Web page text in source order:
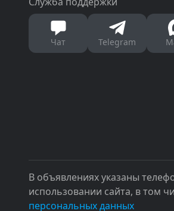
Чат Telegram
В объявлениях указаны
использовании сайта, в том
персональных данных